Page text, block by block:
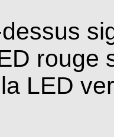
rouge
LED